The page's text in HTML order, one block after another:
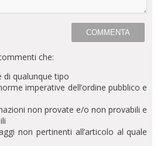
che:
qualunque tipo
imperative dell’ordine pubblico e
non provate e/o non provabili e
non pertinenti all’articolo al quale